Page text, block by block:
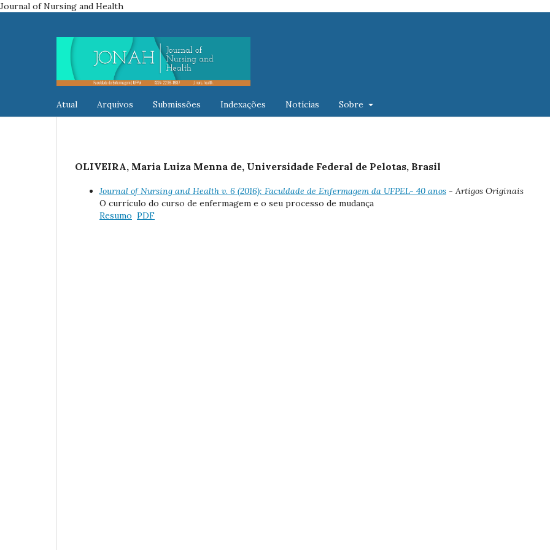
Journal of Nursing and Health
Atual Arquivos Submissões Indexações Notícias Sobre
OLIVEIRA, Maria Luiza Menna de, Universidade Federal de Pelotas, Brasil
Journal of Nursing and Health v. 6 (2016): Faculdade de Enfermagem da UFPEL- 40 anos - Artigos Originais
O currículo do curso de enfermagem e o seu processo de mudança
Resumo PDF